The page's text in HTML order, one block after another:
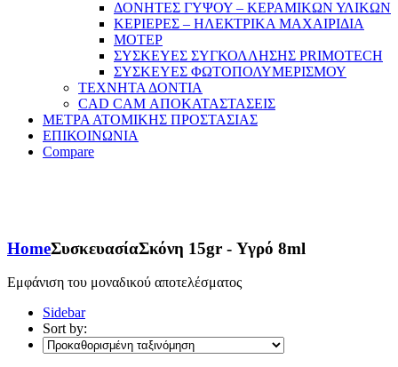
ΔΟΝΗΤΕΣ ΓΥΨΟΥ – ΚΕΡΑΜΙΚΩΝ ΥΛΙΚΩΝ
ΚΕΡΙΕΡΕΣ – ΗΛΕΚΤΡΙΚΑ ΜΑΧΑΙΡΙΔΙΑ
ΜΟΤΕΡ
ΣΥΣΚΕΥΕΣ ΣΥΓΚΟΛΛΗΣΗΣ PRIMOTECH
ΣΥΣΚΕΥΕΣ ΦΩΤΟΠΟΛΥΜΕΡΙΣΜΟΥ
ΤΕΧΝΗΤΑ ΔΟΝΤΙΑ
CAD CAM ΑΠΟΚΑΤΑΣΤΑΣΕΙΣ
ΜΕΤΡΑ ΑΤΟΜΙΚΗΣ ΠΡΟΣΤΑΣΙΑΣ
ΕΠΙΚΟΙΝΩΝΙΑ
Compare
HomeΣυσκευασίαΣκόνη 15gr - Υγρό 8ml
Εμφάνιση του μοναδικού αποτελέσματος
Sidebar
Sort by: